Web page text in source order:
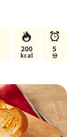
200
kcal
5
分